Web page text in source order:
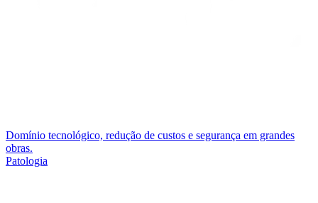
Domínio tecnológico, redução de custos e segurança em grandes
obras.
Patologia